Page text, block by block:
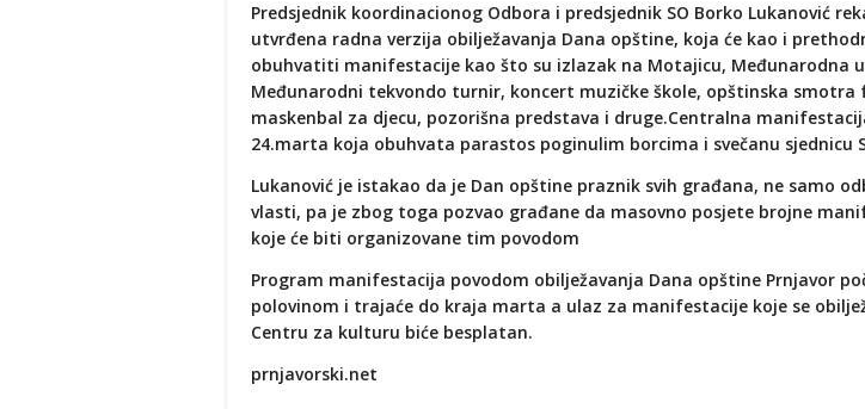
Predsjednik koordinacionog Odbora i predsjednik SO Borko Lukanović
utvrđena radna verzija obilježavanja Dana opštine, koja će kao i
obuhvatiti manifestacije kao što su izlazak na Motajicu, Međunarodna
Međunarodni tekvondo turnir, koncert muzičke škole, opštinska smotra
maskenbal za djecu, pozorišna predstava i druge.Centralna
24.marta koja obuhvata parastos poginulim borcima i svečanu sjednicu
Lukanović je istakao da je Dan opštine praznik svih građana, ne samo
vlasti, pa je zbog toga pozvao građane da masovno posjete brojne
koje će biti organizovane tim povodom
Program manifestacija povodom obilježavanja Dana opštine Prnjavor
polovinom i trajaće do kraja marta a ulaz za manifestacije koje se
Centru za kulturu biće besplatan.
prnjavorski.net